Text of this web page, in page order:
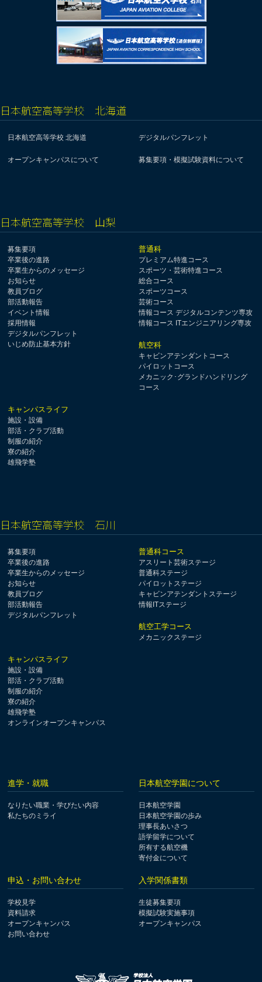
日本航空高等学校 北海道
日本航空高等学校 北海道 デジタルパンフレット
オープンキャンパスについて 募集要項・模擬試験資料について
日本航空高等学校 山梨
募集要項
卒業後の進路
卒業生からのメッセージ
お知らせ
教員ブログ
部活動報告
イベント情報
採用情報
デジタルパンフレット
いじめ防止基本方針
普通科
プレミアム特進コース
スポーツ・芸術特進コース
総合コース
スポーツコース
芸術コース
情報コース デジタルコンテンツ専攻
情報コース ITエンジニアリング専攻
航空科
キャビンアテンダントコース
パイロットコース
メカニック･グランドハンドリング
コース
キャンパスライフ
施設・設備
部活・クラブ活動
制服の紹介
寮の紹介
雄飛学塾
日本航空高等学校 石川
募集要項
卒業後の進路
卒業生からのメッセージ
お知らせ
教員ブログ
部活動報告
デジタルパンフレット
普通科コース
アスリート芸術ステージ
普通科ステージ
パイロットステージ
キャビンアテンダントステージ
情報ITステージ
航空工学コース
メカニックステージ
キャンパスライフ
施設・設備
部活・クラブ活動
制服の紹介
寮の紹介
雄飛学塾
オンラインオープンキャンパス
進学・就職
なりたい職業・学びたい内容
私たちのミライ
日本航空学園について
日本航空学園
日本航空学園の歩み
理事長あいさつ
語学留学について
所有する航空機
寄付金について
申込・お問い合わせ
学校見学
資料請求
オープンキャンパス
お問い合わせ
入学関係書類
生徒募集要項
模擬試験実施事項
オープンキャンパス